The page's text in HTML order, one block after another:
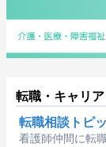
転職・キャリ
転職相談トピ
看護師仲間に転